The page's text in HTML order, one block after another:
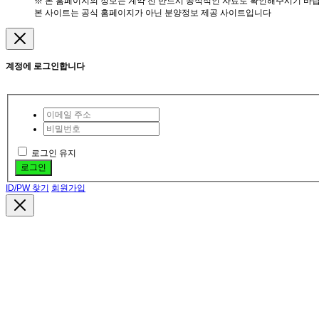
본 사이트는 공식 홈페이지가 아닌 분양정보 제공 사이트입니다
계정에 로그인합니다
로그인 유지
로그인
ID/PW 찾기 회원가입